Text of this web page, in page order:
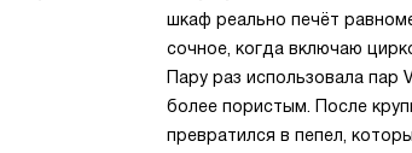
шкаф реально печёт
сочное, когда включаю
Пару раз использовала
более пористым. После
превратился в пепел,